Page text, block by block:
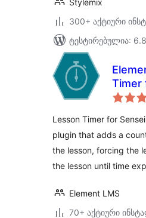
Stylemix
300+ აქტიური
ტესტირებულია:
Timer
Lesson Timer for
plugin that adds a
the lesson, forcing the
the lesson until time
Element LMS
70+ აქტიური